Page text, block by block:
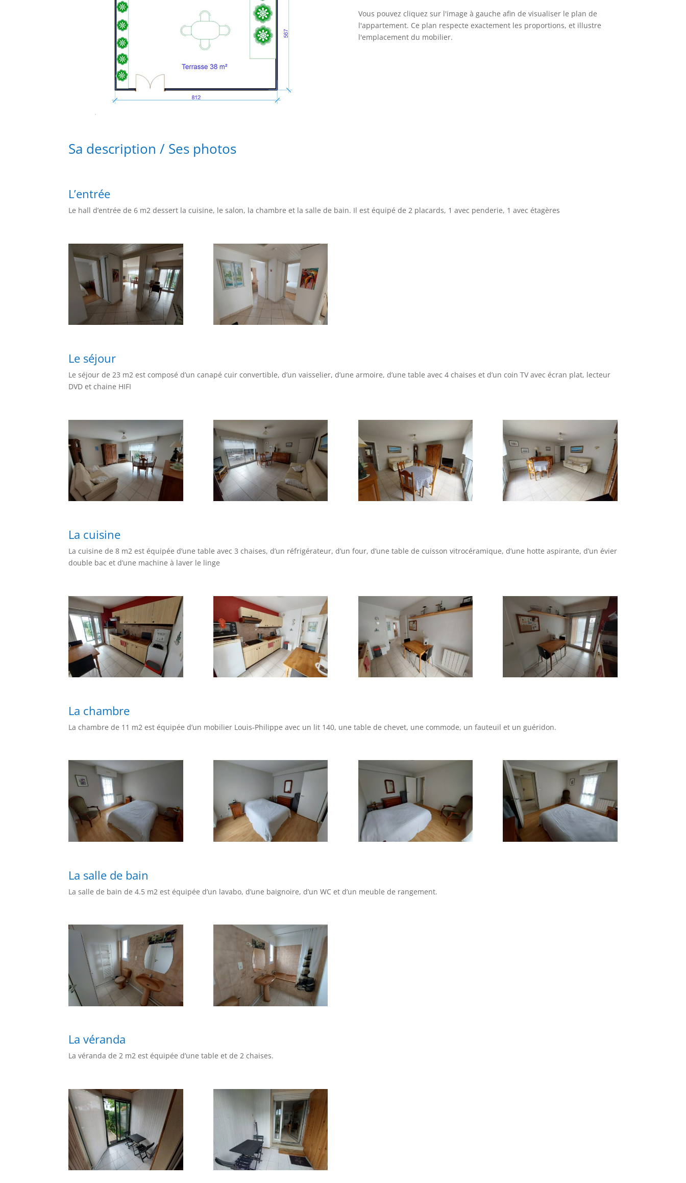
Vous pouvez cliquez sur l'image à gauche afin de visualiser le plan de
l'appartement. Ce plan respecte exactement les proportions, et illustre
l'emplacement du mobilier.
Sa description / Ses photos
L’entrée
Le hall d’entrée de 6 m2 dessert la cuisine, le salon, la chambre et la salle de bain. Il est équipé de 2 placards, 1 avec penderie, 1 avec étagères
Le séjour
Le séjour de 23 m2 est composé d’un canapé cuir convertible, d’un vaisselier, d’une armoire, d’une table avec 4 chaises et d’un coin TV avec écran plat, lecteur
DVD et chaine HIFI
La cuisine
La cuisine de 8 m2 est équipée d’une table avec 3 chaises, d’un réfrigérateur, d’un four, d’une table de cuisson vitrocéramique, d’une hotte aspirante, d’un évier
double bac et d’une machine à laver le linge
La chambre
La chambre de 11 m2 est équipée d’un mobilier Louis-Philippe avec un lit 140, une table de chevet, une commode, un fauteuil et un guéridon.
La salle de bain
La salle de bain de 4.5 m2 est équipée d’un lavabo, d’une baignoire, d’un WC et d’un meuble de rangement.
La véranda
La véranda de 2 m2 est équipée d’une table et de 2 chaises.